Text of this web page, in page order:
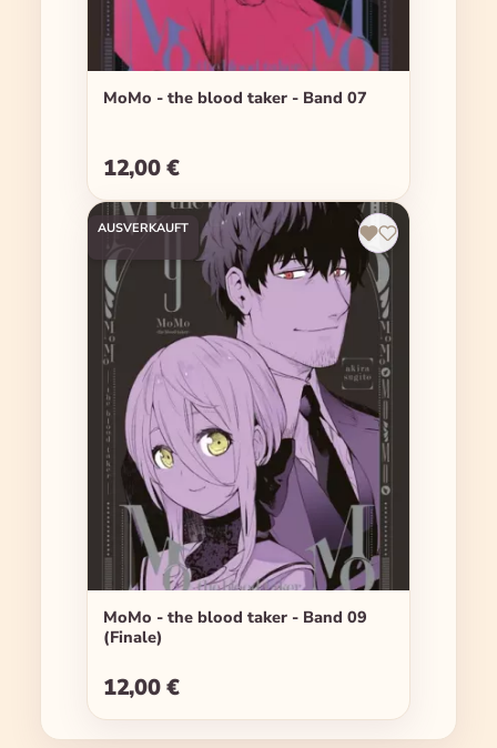
MoMo - the blood taker - Band 07
Regulärer Preis:
12,00 €
AUSVERKAUFT
MoMo - the blood taker - Band 09
(Finale)
Regulärer Preis:
12,00 €